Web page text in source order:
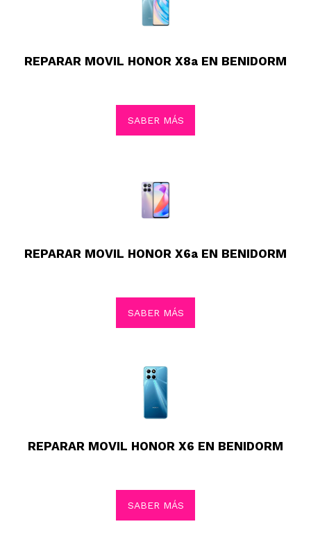
REPARAR MOVIL HONOR X8a EN BENIDORM
SABER MÁS
REPARAR MOVIL HONOR X6a EN BENIDORM
SABER MÁS
REPARAR MOVIL HONOR X6 EN BENIDORM
SABER MÁS